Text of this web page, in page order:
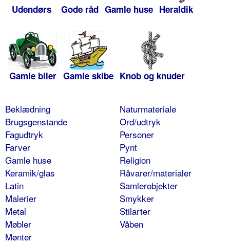
Udendørs Gode råd Gamle huse Heraldik
Gamle biler Gamle skibe Knob og knuder
Beklædning
Brugsgenstande
Fagudtryk
Farver
Gamle huse
Keramik/glas
Latin
Malerier
Metal
Møbler
Mønter
Naturmateriale
Ord/udtryk
Personer
Pynt
Religion
Råvarer/materialer
Samlerobjekter
Smykker
Stilarter
Våben